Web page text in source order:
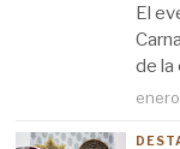
El
de la